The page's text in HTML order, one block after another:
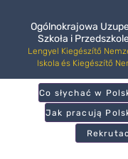
Ogólnokrajowa
Szkoła i
Lengyel Kiegészítő
Iskola és Kiegészítő